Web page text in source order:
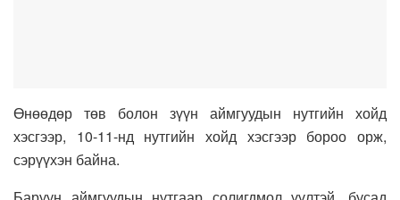
Өнөөдөр төв болон зүүн аймгуудын нутгийн хойд
хэсгээр, 10-11-нд нутгийн хойд хэсгээр бороо орж,
сэрүүхэн байна.